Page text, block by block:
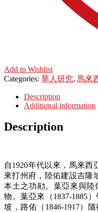
Add to Wishlist
Categories: 華人研究, 馬來
Description
Additional information
Description
自1920年代以來，馬來西
來打州府，陸佑建設吉隆
本土之功勛。葉亞來與陸
物。葉亞來（1837-1885
坡，路佑（1846-1917）